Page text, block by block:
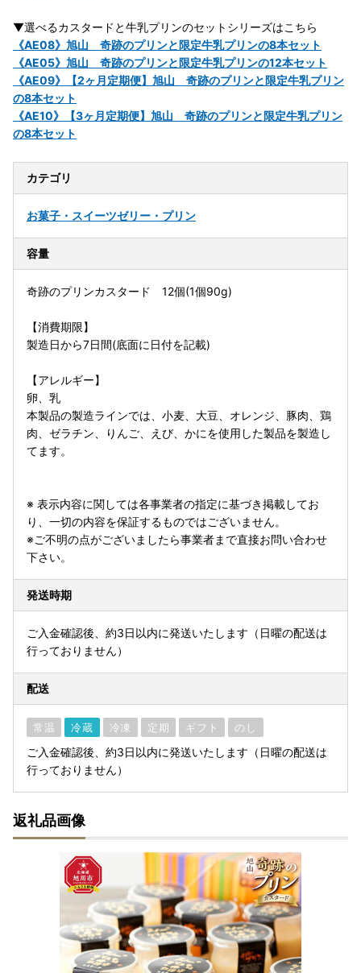
▼選べるカスタードと牛乳プリンのセットシリーズはこちら
《AE08》旭山 奇跡のプリンと限定牛乳プリンの8本セット
《AE05》旭山 奇跡のプリンと限定牛乳プリンの12本セット
《AE09》【2ヶ月定期便】旭山 奇跡のプリンと限定牛乳プリン
の8本セット
《AE10》【3ヶ月定期便】旭山 奇跡のプリンと限定牛乳プリン
の8本セット
カテゴリ
お菓子・スイーツゼリー・プリン
容量
奇跡のプリンカスタード 12個(1個90g)
【消費期限】
製造日から7日間(底面に日付を記載)
【アレルギー】
卵、乳
本製品の製造ラインでは、小麦、大豆、オレンジ、豚肉、鶏
肉、ゼラチン、りんご、えび、かにを使用した製品を製造し
てます。
※ 表示内容に関しては各事業者の指定に基づき掲載してお
り、一切の内容を保証するものではございません。
※ご不明の点がございましたら事業者まで直接お問い合わせ
下さい。
発送時期
ご入金確認後、約3日以内に発送いたします（日曜の配送は
行っておりません）
配送
常温 冷蔵 冷凍 定期 ギフト のし
ご入金確認後、約3日以内に発送いたします（日曜の配送は
行っておりません）
返礼品画像